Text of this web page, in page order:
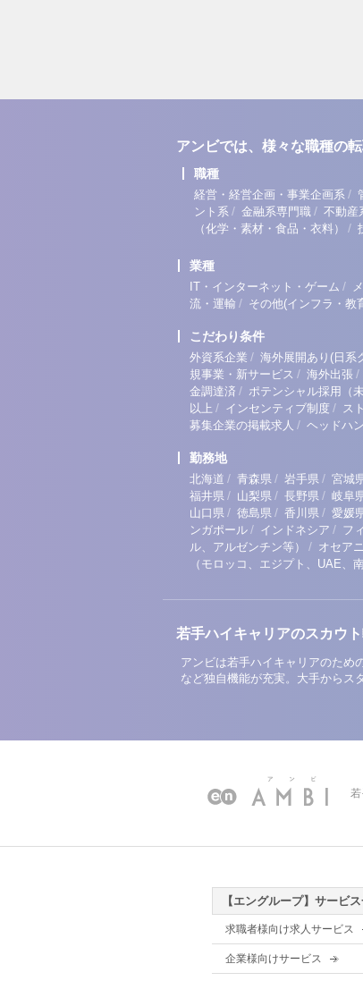
アンビでは、様々な職種の
職種
経営・経営企画・事業企画系 /
ント系 / 金融系専門職 / 不動産
（化学・素材・食品・衣料）
/
業種
IT・インターネット・ゲーム /
流・運輸 / その他(インフラ・教
こだわり条件
外資系企業 / 海外展開あり(日系
規事業・新サービス / 海外出張 /
金調達済 / ポテンシャル採用（
以上 / インセンティブ制度 / ス
募集企業の掲載求人 / ヘッドハ
勤務地
北海道 / 青森県 / 岩手県 / 宮城
福井県 / 山梨県 / 長野県 / 岐阜
山口県 / 徳島県 / 香川県 / 愛媛
ンガポール / インドネシア / フ
ル、アルゼンチン等）
/ オセア
（モロッコ、エジプト、UAE、
若手ハイキャリアのスカウ
アンビは若手ハイキャリアのため
など独自機能が充実。大手からス
【エングループ】サービ
求職者様向け求人サービス
企業様向けサービス